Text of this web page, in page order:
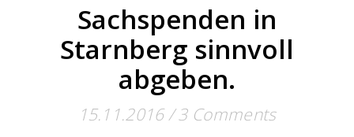
Sachspenden in
Starnberg sinnvoll
abgeben.
15.11.2016/ 3 Comments